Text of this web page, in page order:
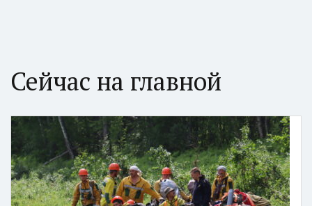
Сейчас на главной